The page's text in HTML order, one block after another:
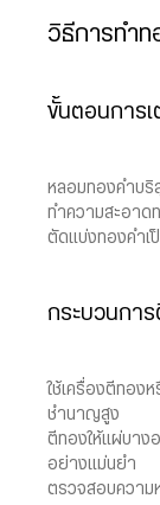
วิธีการทำท
ขั้นตอนการ
หลอมทองคำบริ
ทำความสะอาด
ตัดแบ่งทองคำเ
กระบวนการ
ใช้เครื่องตีทอง
ชำนาญสูง
ตีทองให้แผ่บาง
อย่างแม่นยำ
ตรวจสอบความ